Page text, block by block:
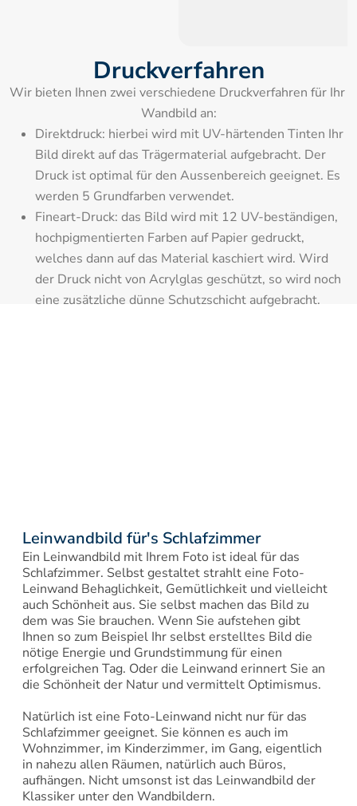
Druckverfahren
Wir bieten Ihnen zwei verschiedene Druckverfahren für Ihr
Wandbild an:
Direktdruck: hierbei wird mit UV-härtenden Tinten Ihr
Bild direkt auf das Trägermaterial aufgebracht. Der
Druck ist optimal für den Aussenbereich geeignet. Es
werden 5 Grundfarben verwendet.
Fineart-Druck: das Bild wird mit 12 UV-beständigen,
hochpigmentierten Farben auf Papier gedruckt,
welches dann auf das Material kaschiert wird. Wird
der Druck nicht von Acrylglas geschützt, so wird noch
eine zusätzliche dünne Schutzschicht aufgebracht.
Leinwandbild für's Schlafzimmer
Ein Leinwandbild mit Ihrem Foto ist ideal für das
Schlafzimmer. Selbst gestaltet strahlt eine Foto-
Leinwand Behaglichkeit, Gemütlichkeit und vielleicht
auch Schönheit aus. Sie selbst machen das Bild zu
dem was Sie brauchen. Wenn Sie aufstehen gibt
Ihnen so zum Beispiel Ihr selbst erstelltes Bild die
nötige Energie und Grundstimmung für einen
erfolgreichen Tag. Oder die Leinwand erinnert Sie an
die Schönheit der Natur und vermittelt Optimismus.
Natürlich ist eine Foto-Leinwand nicht nur für das
Schlafzimmer geeignet. Sie können es auch im
Wohnzimmer, im Kinderzimmer, im Gang, eigentlich
in nahezu allen Räumen, natürlich auch Büros,
aufhängen. Nicht umsonst ist das Leinwandbild der
Klassiker unter den Wandbildern.